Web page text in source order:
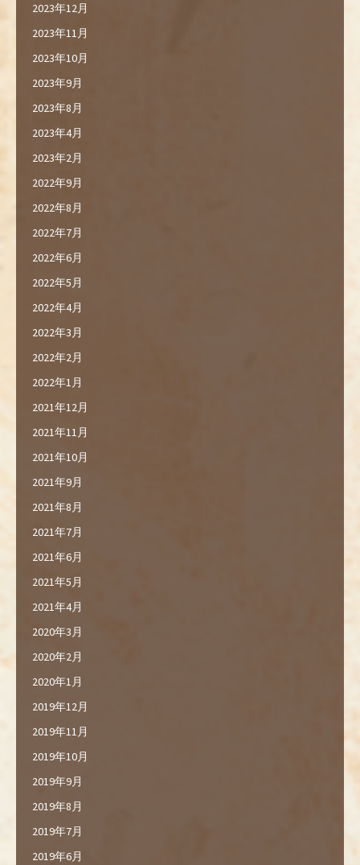
2023年12月
2023年11月
2023年10月
2023年9月
2023年8月
2023年4月
2023年2月
2022年9月
2022年8月
2022年7月
2022年6月
2022年5月
2022年4月
2022年3月
2022年2月
2022年1月
2021年12月
2021年11月
2021年10月
2021年9月
2021年8月
2021年7月
2021年6月
2021年5月
2021年4月
2020年3月
2020年2月
2020年1月
2019年12月
2019年11月
2019年10月
2019年9月
2019年8月
2019年7月
2019年6月